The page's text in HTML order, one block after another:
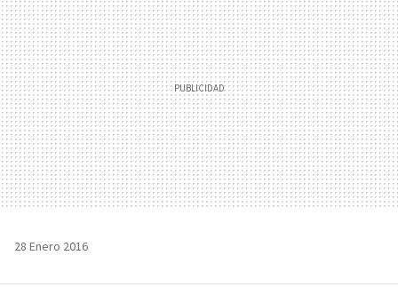
28 Enero 2016